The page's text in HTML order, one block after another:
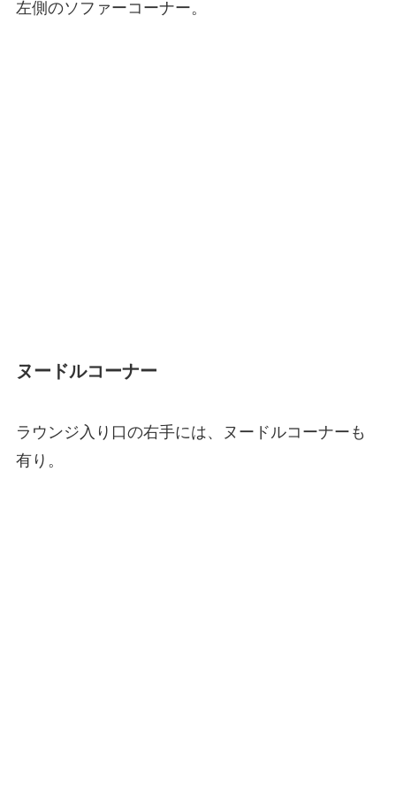
左側のソファーコーナー。
ヌードルコーナー
ラウンジ入り口の右手には、ヌードルコーナーも
有り。